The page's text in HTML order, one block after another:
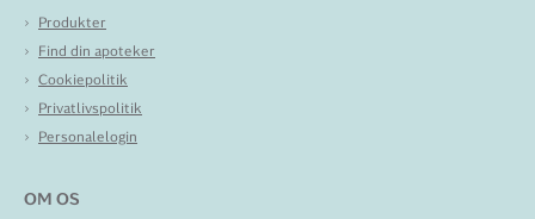
Produkter
Find din apoteker
Cookiepolitik
Privatlivspolitik
Personalelogin
OM OS